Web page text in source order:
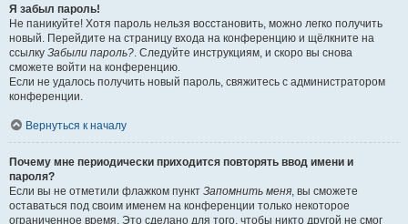
Я забыл пароль!
Не паникуйте! Хотя пароль нельзя восстановить, можно легко получить
новый. Перейдите на страницу входа на конференцию и щёлкните на
ссылку Забыли пароль?. Следуйте инструкциям, и скоро вы снова
сможете войти на конференцию.
Если не удалось получить новый пароль, свяжитесь с администратором
конференции.
Вернуться к началу
Почему мне периодически приходится повторять ввод имени и
пароля?
Если вы не отметили флажком пункт Запомнить меня, вы сможете
оставаться под своим именем на конференции только некоторое
ограниченное время. Это сделано для того, чтобы никто другой не смог